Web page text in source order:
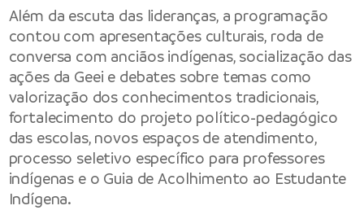
Além da escuta das lideranças, a programação
contou com apresentações culturais, roda de
conversa com anciãos indígenas, socialização das
ações da Geei e debates sobre temas como
valorização dos conhecimentos tradicionais,
fortalecimento do projeto político-pedagógico
das escolas, novos espaços de atendimento,
processo seletivo específico para professores
indígenas e o Guia de Acolhimento ao Estudante
Indígena.